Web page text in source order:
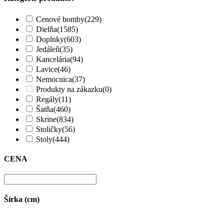
Cenové bomby(229)
Dielňa(1585)
Doplnky(603)
Jedáleň(35)
Kancelária(94)
Lavice(46)
Nemocnica(37)
Produkty na zákazku(0)
Regály(11)
Šatňa(460)
Skrine(834)
Stoličky(56)
Stoly(444)
CENA
Šírka (cm)